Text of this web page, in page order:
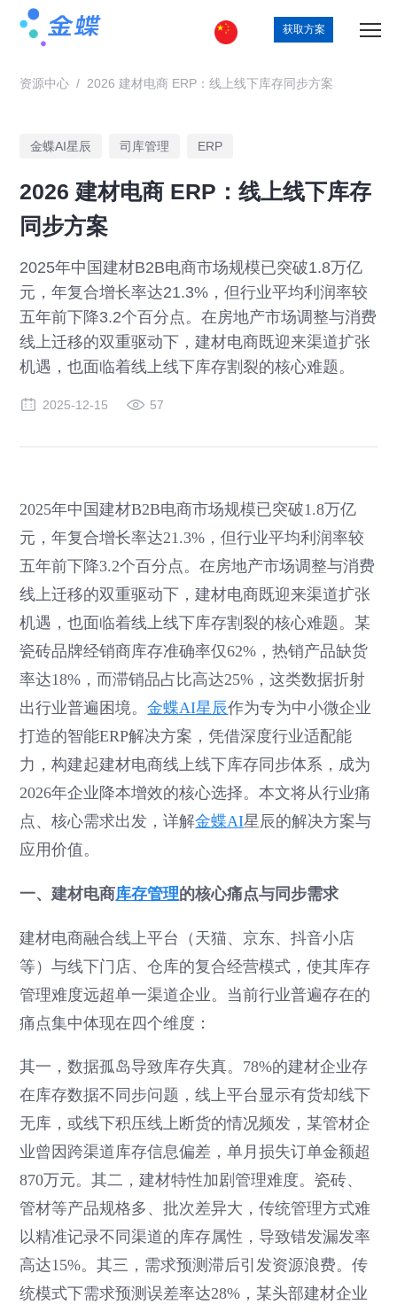
获取方案
资源中心 / 2026 建材电商 ERP：线上线下库存同步方案
金蝶AI星辰 司库管理 ERP
2026 建材电商 ERP：线上线下库存
同步方案
2025年中国建材B2B电商市场规模已突破1.8万亿
元，年复合增长率达21.3%，但行业平均利润率较
五年前下降3.2个百分点。在房地产市场调整与消费
线上迁移的双重驱动下，建材电商既迎来渠道扩张
机遇，也面临着线上线下库存割裂的核心难题。
2025-12-15 57
2025年中国建材B2B电商市场规模已突破1.8万亿
元，年复合增长率达21.3%，但行业平均利润率较
五年前下降3.2个百分点。在房地产市场调整与消费
线上迁移的双重驱动下，建材电商既迎来渠道扩张
机遇，也面临着线上线下库存割裂的核心难题。某
瓷砖品牌经销商库存准确率仅62%，热销产品缺货
率达18%，而滞销品占比高达25%，这类数据折射
出行业普遍困境。金蝶AI星辰作为专为中小微企业
打造的智能ERP解决方案，凭借深度行业适配能
力，构建起建材电商线上线下库存同步体系，成为
2026年企业降本增效的核心选择。本文将从行业痛
点、核心需求出发，详解金蝶AI星辰的解决方案与
应用价值。
一、建材电商库存管理的核心痛点与同步需求
建材电商融合线上平台（天猫、京东、抖音小店
等）与线下门店、仓库的复合经营模式，使其库存
管理难度远超单一渠道企业。当前行业普遍存在的
痛点集中体现在四个维度：
其一，数据孤岛导致库存失真。78%的建材企业存
在库存数据不同步问题，线上平台显示有货却线下
无库，或线下积压线上断货的情况频发，某管材企
业曾因跨渠道库存信息偏差，单月损失订单金额超
870万元。其二，建材特性加剧管理难度。瓷砖、
管材等产品规格多、批次差异大，传统管理方式难
以精准记录不同渠道的库存属性，导致错发漏发率
高达15%。其三，需求预测滞后引发资源浪费。传
统模式下需求预测误差率达28%，某头部建材企业